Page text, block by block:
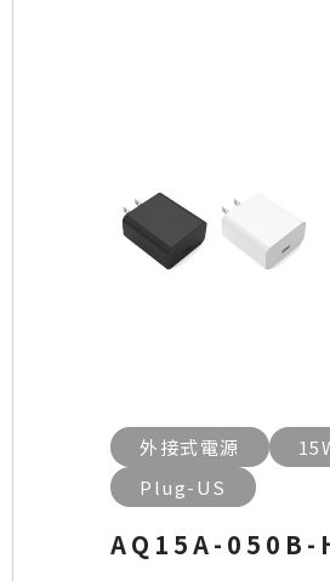
外接式電源
Plug-US
AQ15A-050B-